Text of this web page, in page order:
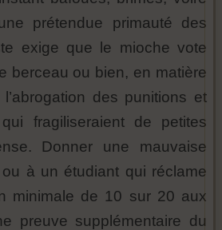
prétendue primauté des
exige que le mioche vote
berceau ou bien, en matière
des punitions et
fragiliseraient de petites
Donner une mauvaise
à un étudiant qui réclame
minimale de 10 sur 20 aux
preuve supplémentaire du